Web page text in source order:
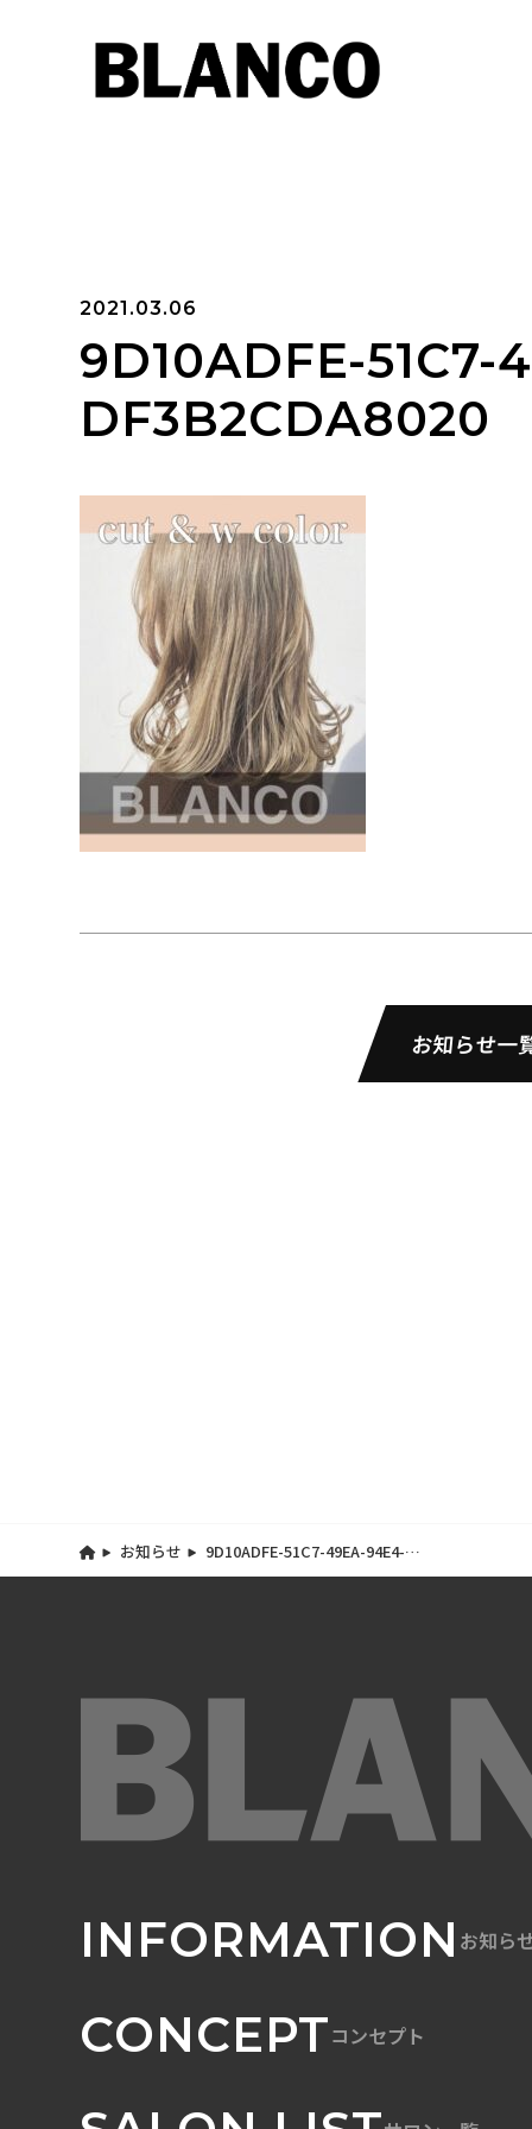
2021.03.06
9D10ADFE-51C7-
DF3B2CDA8020
お知らせ一
お知らせ
9D10ADFE-51C7-49EA-94E4-
DF3B2CDA8020
INFORMATION お知ら
CONCEPTコンセプト